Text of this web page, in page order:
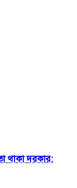
থাকা দরকার: